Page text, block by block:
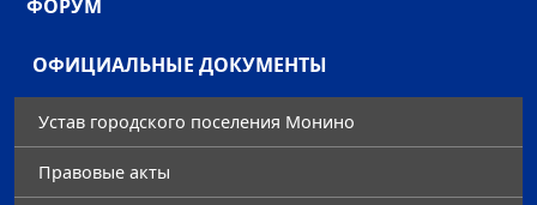
ФОРУМ
ОФИЦИАЛЬНЫЕ ДОКУМЕНТЫ
Устав городского поселения Монино
Правовые акты